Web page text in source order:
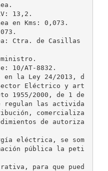
13,2.
en Kms: 0,073.
Ctra. de Casillas
10/AT-8832.
en la Ley 24/2013, d
Eléctrico y art
1955/2000, de 1 de
regulan las activida
comercializa
de autoriza
eléctrica, se som
pública la peti
para que pued